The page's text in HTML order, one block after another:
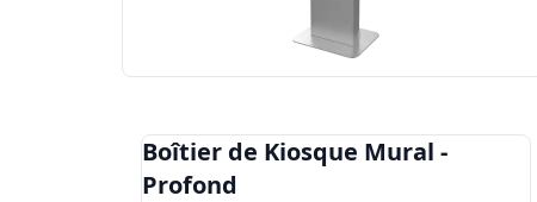
Boîtier de Kiosque Mural -
Profond